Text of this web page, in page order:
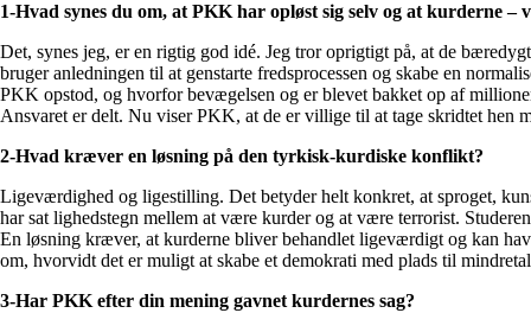
1-Hvad synes du om, at PKK har opløst sig selv og at kurderne
Det, synes jeg, er en rigtig god idé. Jeg tror oprigtigt på, at de
bruger anledningen til at genstarte fredsprocessen og skabe en
PKK opstod, og hvorfor bevægelsen og er blevet bakket op af
Ansvaret er delt. Nu viser PKK, at de er villige til at tage skridtet hen
2-Hvad kræver en løsning på den tyrkisk-kurdiske konflikt?
Ligeværdighed og ligestilling. Det betyder helt konkret, at sproget,
har sat lighedstegn mellem at være kurder og at være terrorist.
En løsning kræver, at kurderne bliver behandlet ligeværdigt og kan
om, hvorvidt det er muligt at skabe et demokrati med plads til
3-Har PKK efter din mening gavnet kurdernes sag?